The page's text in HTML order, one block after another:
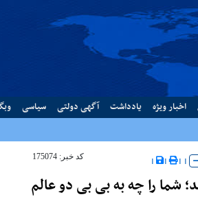
اخبار ویژه یادداشت آگهی دولتی سیاسی
|
|
|
| کد خبر: 175074
شما را چه به بی بی دو عالم